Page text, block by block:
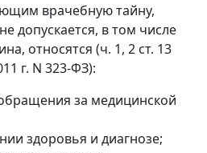
врачебную тайну,
допускается, в том числе
относятся (ч. 1, 2 ст. 13
г. N 323-ФЗ):
за медицинской
здоровья и диагнозе;